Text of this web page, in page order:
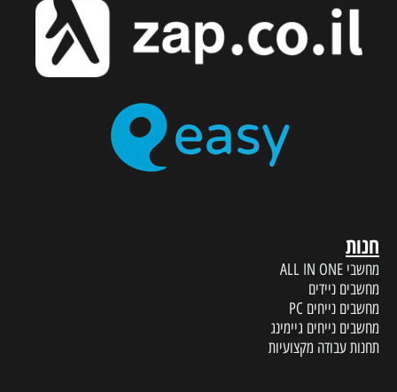
חנות
מחשבי ALL IN ONE
מחשבים ניידים
מחשבים נייחים PC
מחשבים נייחים גיימינג
תחנות עבודה מקצועיות